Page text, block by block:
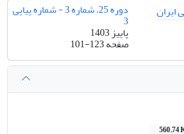
دوره 25، شماره 3 - شماره پیاپی
3
پاییز 1403
صفحه101-123
560.74